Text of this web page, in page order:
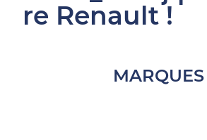
re Renault !
MARQUES